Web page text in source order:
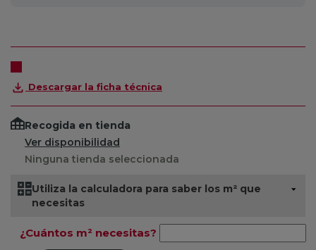
Descargar la ficha técnica
Recogida en tienda
Ver disponibilidad
Ninguna tienda seleccionada
Utiliza la calculadora para saber los m² que
necesitas
¿Cuántos m² necesitas?